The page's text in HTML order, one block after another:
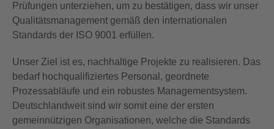
Prüfungen unterziehen, um zu bestätigen, dass wir unser
Qualitätsmanagement gemäß den internationalen
Standards der ISO 9001 erfüllen.
Unser Ziel ist es, nachhaltige Projekte zu realisieren. Das
bedarf hochqualifiziertes Personal, geordnete
Prozessabläufe und ein robustes Managementsystem.
Deutschlandweit sind wir somit eine der ersten
gemeinnützigen Organisationen, welche die Standards